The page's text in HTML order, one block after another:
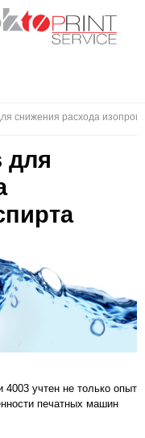
снижения расхода
для
4003 учтен не только опыт
печатных машин